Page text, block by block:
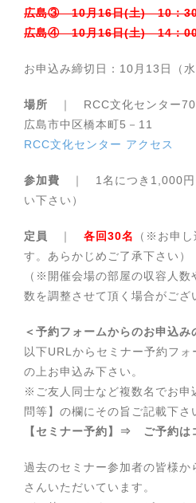
広島③ 10月16日(土) 10：30
広島④ 10月16日(土) 14：00
お申込み締切日：10月13日（水
場所 ｜ RCC文化センター
広島市中区橋本町5－11
RCC文化センター アクセス
参加費 ｜ 1名につき1,000円
い下さい）
定員 ｜ 各回30名
（※お申
す。あらかじめご了承下さい）
（※開催会場の部屋の収容人数
数を調整させて頂く場合がござ
＜予約フォームからのお申込み
以下URLからセミナー予約フォ
の上お申込み下さい。
※ご友人同士など複数名でお申
問等】の欄にその旨ご記載下さ
【セミナー予約】⇒ ご予約は
過去のセミナー参加者の皆様か
さんいただいています。